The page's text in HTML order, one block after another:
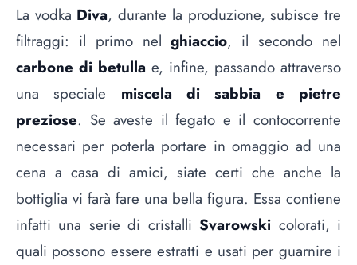
La vodka Diva, durante la produzione, subisce tre
filtraggi: il primo nelghiaccio, il secondo nel
carbone di betulla e, infine, passando attraverso
una speciale miscela di sabbia e pietre
preziose. Se aveste il fegato e il contocorrente
necessari per poterla portare in omaggio ad una
cena a casa di amici, siate certi che anche la
bottiglia vi farà fare una bella figura. Essa contiene
infatti una serie di cristalliSvarowski colorati, i
quali possono essere estratti e usati per guarnire i